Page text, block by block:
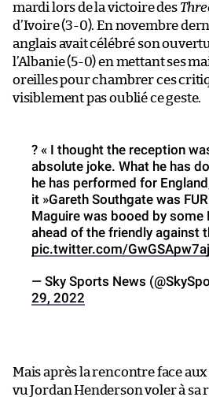
mardi lors de la victoire des
d’Ivoire (3-0). En novembre
anglais avait célébré son
l’Albanie (5-0) en mettant ses
oreilles pour chambrer ces
visiblement pas oublié ce geste.
? « I thought the reception
absolute joke. What he has
he has performed for
it »Gareth Southgate was
Maguire was booed by some
ahead of the friendly against
pic.twitter.com/GwGSApw7aj
— Sky Sports News
29, 2022
Mais après la rencontre face
vu Jordan Henderson voler à sa